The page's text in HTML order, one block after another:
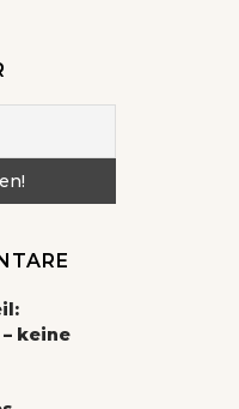
keine